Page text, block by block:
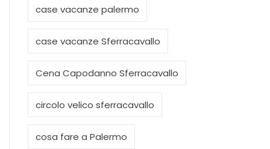
case vacanze palermo
case vacanze Sferracavallo
Cena Capodanno Sferracavallo
circolo velico sferracavallo
cosa fare a Palermo